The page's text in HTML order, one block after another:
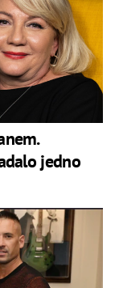
jedno